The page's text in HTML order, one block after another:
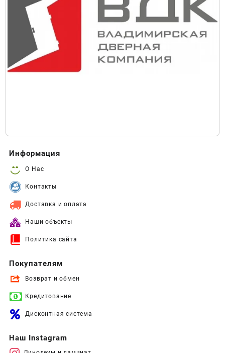
Информация
О Нас
Контакты
Доставка и оплата
Наши объекты
Политика сайта
Покупателям
Возврат и обмен
Кредитование
Дисконтная система
Наш Instagram